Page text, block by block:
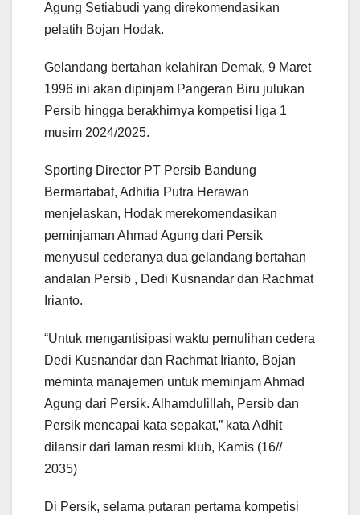
Agung Setiabudi yang direkomendasikan
pelatih Bojan Hodak.
Gelandang bertahan kelahiran Demak, 9 Maret
1996 ini akan dipinjam Pangeran Biru julukan
Persib hingga berakhirnya kompetisi liga 1
musim 2024/2025.
Sporting Director PT Persib Bandung
Bermartabat, Adhitia Putra Herawan
menjelaskan, Hodak merekomendasikan
peminjaman Ahmad Agung dari Persik
menyusul cederanya dua gelandang bertahan
andalan Persib , Dedi Kusnandar dan Rachmat
Irianto.
“Untuk mengantisipasi waktu pemulihan cedera
Dedi Kusnandar dan Rachmat Irianto, Bojan
meminta manajemen untuk meminjam Ahmad
Agung dari Persik. Alhamdulillah, Persib dan
Persik mencapai kata sepakat,” kata Adhit
dilansir dari laman resmi klub, Kamis (16//
2035)
Di Persik, selama putaran pertama kompetisi